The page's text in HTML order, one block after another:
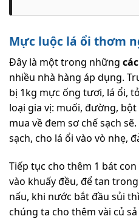
Mực luộc lá ổi thơm
Đây là một trong những
nhiều nhà hàng áp dụng.
bị 1kg mực ống tươi, lá ổi,
loại gia vị: muối, đường,
mua về đem sơ chế sạch
sạch, cho lá ổi vào vò nhẹ,
Tiếp tục cho thêm 1 bát
vào khuấy đều, để tan
nấu, khi nước bắt đầu sủi
chúng ta cho thêm vài củ